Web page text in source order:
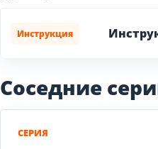
Инструкция
Соседние
СЕРИЯ